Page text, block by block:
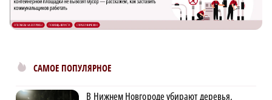
САМОЕ ПОПУЛЯРНОЕ
В Нижнем Новгороде убирают деревья,